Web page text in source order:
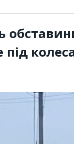
під